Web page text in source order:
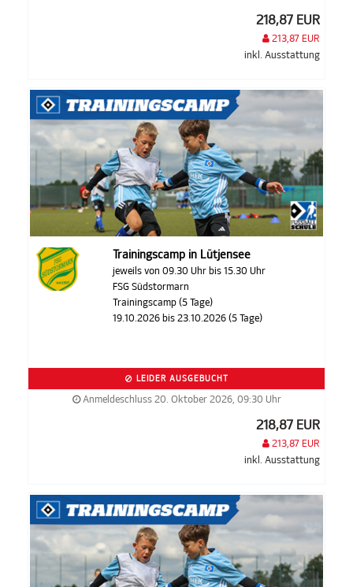
218,87 EUR
213,87 EUR
inkl. Ausstattung
Trainingscamp in Lütjensee
jeweils von 09.30 Uhr bis 15.30 Uhr
FSG Südstormarn
Trainingscamp (5 Tage)
19.10.2026 bis 23.10.2026 (5 Tage)
LEIDER AUSGEBUCHT
Anmeldeschluss 20. Oktober 2026, 09:30 Uhr
218,87 EUR
213,87 EUR
inkl. Ausstattung